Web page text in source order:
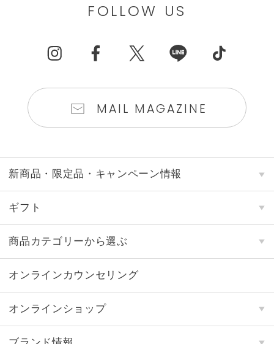
FOLLOW US
MAIL MAGAZINE
新商品・限定品・キャンペーン情報
ギフト
商品カテゴリーから選ぶ
オンラインカウンセリング
オンラインショップ